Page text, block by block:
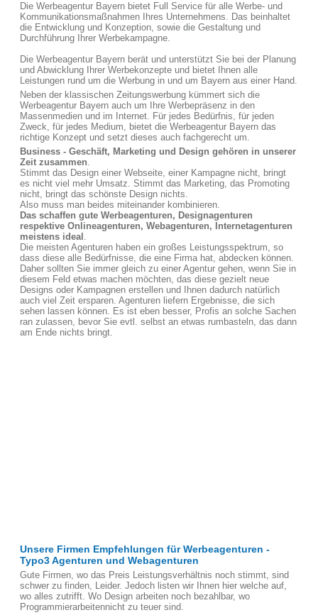
Die Werbeagentur Bayern bietet Full Service für alle Werbe- und
Kommunikationsmaßnahmen Ihres Unternehmens. Das beinhaltet
die Entwicklung und Konzeption, sowie die Gestaltung und
Durchführung Ihrer Werbekampagne.
Die Werbeagentur Bayern berät und unterstützt Sie bei der Planung
und Abwicklung Ihrer Werbekonzepte und bietet Ihnen alle
Leistungen rund um die Werbung in und um Bayern aus einer Hand.
Neben der klassischen Zeitungswerbung kümmert sich die
Werbeagentur Bayern auch um Ihre Werbepräsenz in den
Massenmedien und im Internet. Für jedes Bedürfnis, für jeden
Zweck, für jedes Medium, bietet die Werbeagentur Bayern das
richtige Konzept und setzt dieses auch fachgerecht um.
Business - Geschäft, Marketing und Design gehören in unserer
Zeit zusammen.
Stimmt das Design einer Webseite, einer Kampagne nicht, bringt
es nicht viel mehr Umsatz. Stimmt das Marketing, das Promoting
nicht, bringt das schönste Design nichts.
Also muss man beides miteinander kombinieren.
Das schaffen gute Werbeagenturen, Designagenturen
respektive Onlineagenturen, Webagenturen, Internetagenturen
meistens ideal .
Die meisten Agenturen haben ein großes Leistungsspektrum, so
dass diese alle Bedürfnisse, die eine Firma hat, abdecken können.
Daher sollten Sie immer gleich zu einer Agentur gehen, wenn Sie in
diesem Feld etwas machen möchten, das diese gezielt neue
Designs oder Kampagnen erstellen und Ihnen dadurch natürlich
auch viel Zeit ersparen. Agenturen liefern Ergebnisse, die sich
sehen lassen können. Es ist eben besser, Profis an solche Sachen
ran zulassen, bevor Sie evtl. selbst an etwas rumbasteln, das dann
am Ende nichts bringt.
Unsere Firmen Empfehlungen für Werbeagenturen -
Typo3 Agenturen und Webagenturen
Gute Firmen, wo das Preis Leistungsverhältnis noch stimmt, sind
schwer zu finden, Leider. Jedoch listen wir Ihnen hier welche auf,
wo alles zutrifft. Wo Design arbeiten noch bezahlbar, wo
Programmierarbeitennicht zu teuer sind.